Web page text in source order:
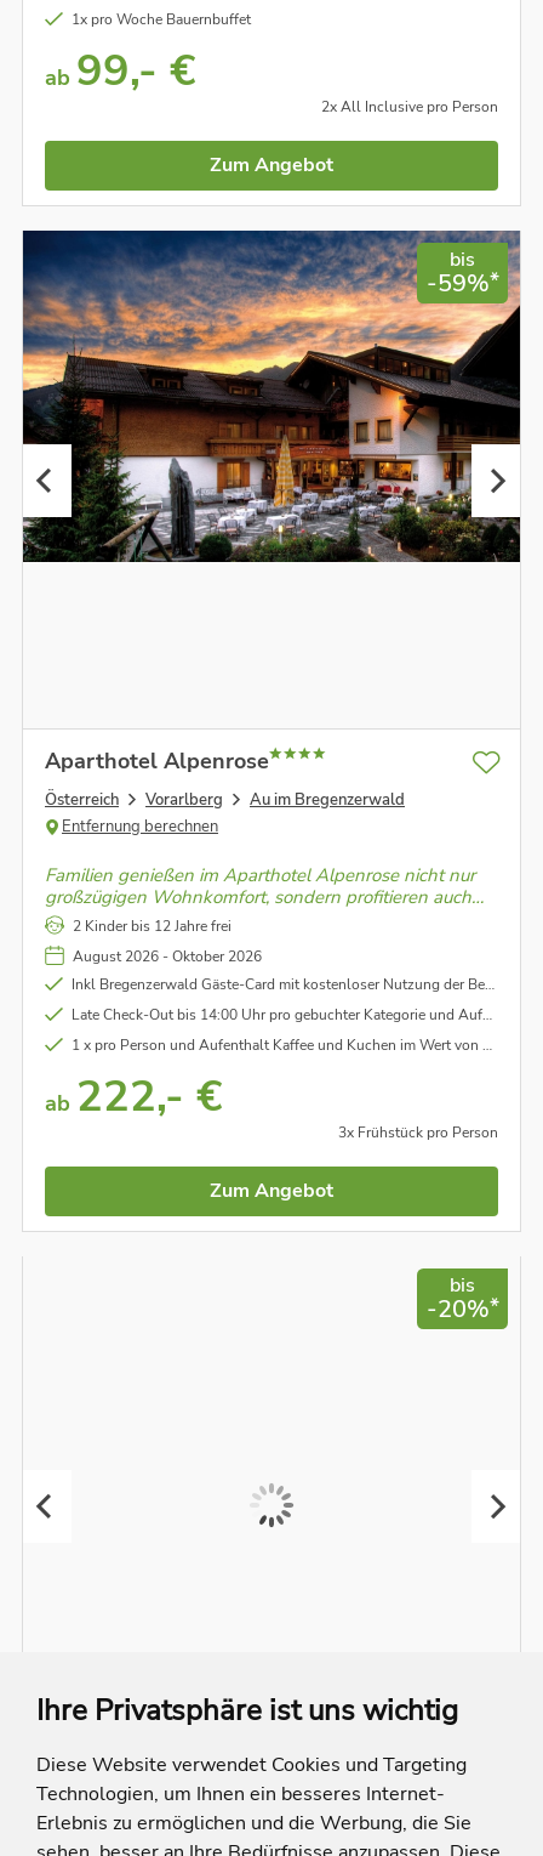
Ihre Privatsphäre ist uns wichtig
Diese Website verwendet Cookies und Targeting
Technologien, um Ihnen ein besseres Internet-
Erlebnis zu ermöglichen und die Werbung, die Sie
1x pro Woche Bauernbuffet
ab 99,- €
2x All Inclusive pro Person
Zum Angebot
bis
-59%*
Aparthotel Alpenrose
Österreich Vorarlberg
Au im Bregenzerwald
Entfernung berechnen
Familien genießen im Aparthotel Alpenrose nicht nur
großzügigen Wohnkomfort, sondern profitieren auch
von der kostenlosen Nutzung der Bergbahnen und
Schwimmbäder der Region.
2 Kinder bis 12 Jahre frei
August 2026 - Oktober 2026
Inkl Bregenzerwald Gäste-Card mit kostenloser Nutzung der Bergbahnen, Eintritt in die Schwimmbäder uwv. - unter Vorbehalt (genauere Infos im Link unter dem Punkt "Leistungen")
Late Check-Out bis 14:00 Uhr pro gebuchter Kategorie und Aufenthalt im Wert von ca. EUR 45,00
1 x pro Person und Aufenthalt Kaffee und Kuchen im Wert von ca. EUR 8,50
ab 222,- €
3x Frühstück pro Person
Zum Angebot
bis
-20%*
Steinberg Chalets
Österreich Tirol
St. Ulrich am Pillersee